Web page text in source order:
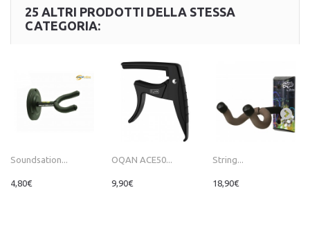
25 ALTRI PRODOTTI DELLA STESSA
CATEGORIA:
Soundsation...
4,80€
OQAN ACE50...
9,90€
String...
18,90€